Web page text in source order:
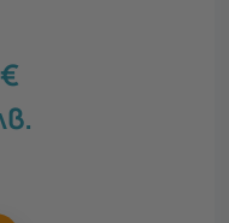
€